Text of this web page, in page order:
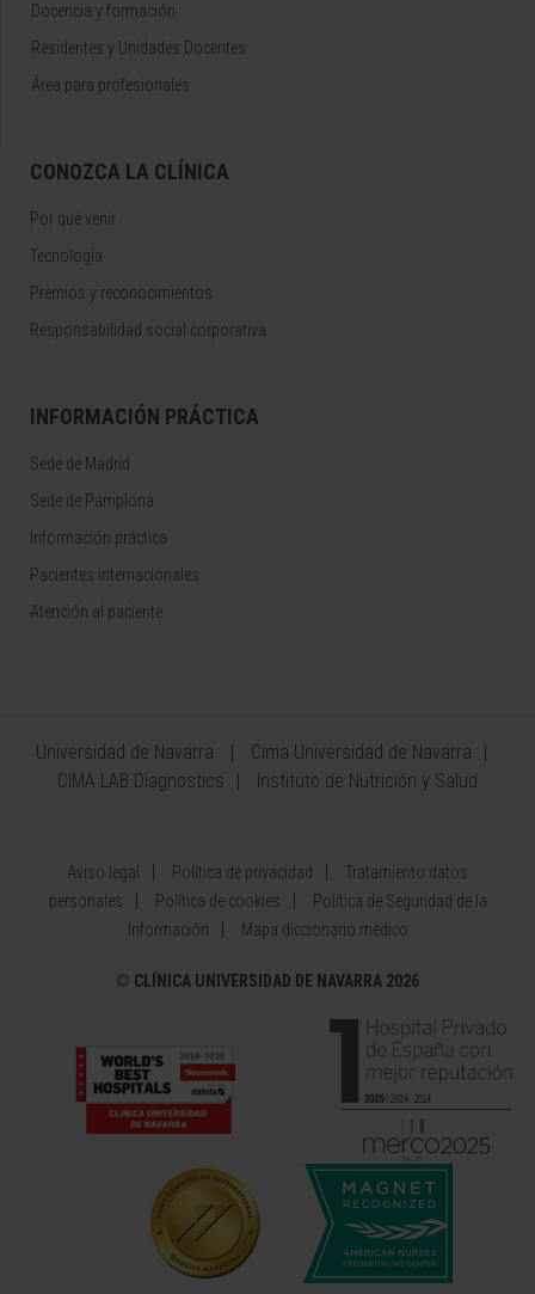
Docencia y formación
Residentes y Unidades Docentes
Área para profesionales
CONOZCA LA CLÍNICA
Por qué venir
Tecnología
Premios y reconocimientos
Responsabilidad social corporativa
INFORMACIÓN PRÁCTICA
Sede de Madrid
Sede de Pamplona
Información práctica
Pacientes internacionales
Atención al paciente
Universidad de Navarra
Cima Universidad de Navarra
CIMA LAB Diagnostics
Instituto de Nutrición y Salud
Aviso legal Política de privacidad
Tratamiento datos
personales
Política de cookies
Política de Seguridad de la
Información
Mapa diccionario médico
© CLÍNICA UNIVERSIDAD DE NAVARRA 2026